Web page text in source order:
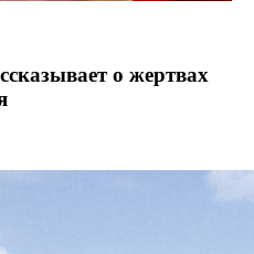
о жертвах